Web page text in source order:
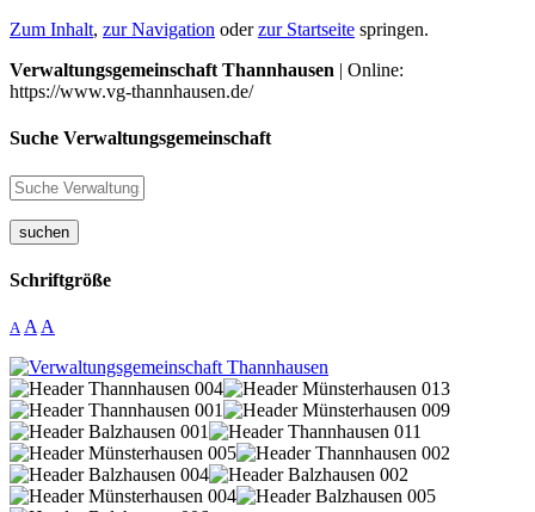
Zum Inhalt, zur Navigation oderzur Startseite springen.
Verwaltungsgemeinschaft Thannhausen | Online:
https://www.vg-thannhausen.de/
Suche Verwaltungsgemeinschaft
suchen
Schriftgröße
A A A